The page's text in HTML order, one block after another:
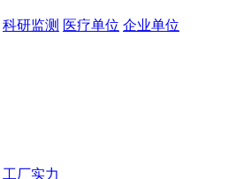
科研监测 医疗单位 企业单位
工厂实力